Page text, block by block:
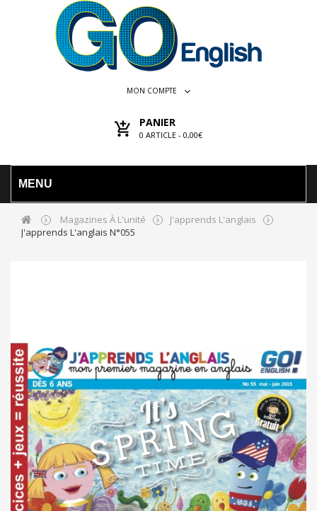
MON COMPTE
PANIER
0 ARTICLE - 0,00€
MENU
Magazines À L'unité
J'apprends L'anglais
J'apprends L'anglais N°055